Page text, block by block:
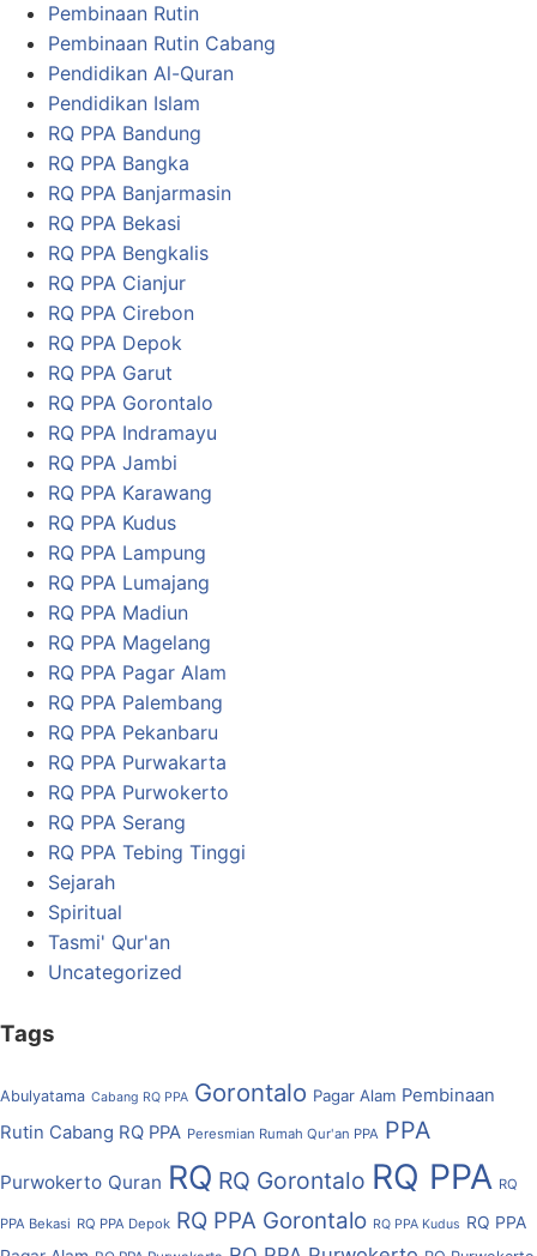
Pembinaan Rutin
Pembinaan Rutin Cabang
Pendidikan Al-Quran
Pendidikan Islam
RQ PPA Bandung
RQ PPA Bangka
RQ PPA Banjarmasin
RQ PPA Bekasi
RQ PPA Bengkalis
RQ PPA Cianjur
RQ PPA Cirebon
RQ PPA Depok
RQ PPA Garut
RQ PPA Gorontalo
RQ PPA Indramayu
RQ PPA Jambi
RQ PPA Karawang
RQ PPA Kudus
RQ PPA Lampung
RQ PPA Lumajang
RQ PPA Madiun
RQ PPA Magelang
RQ PPA Pagar Alam
RQ PPA Palembang
RQ PPA Pekanbaru
RQ PPA Purwakarta
RQ PPA Purwokerto
RQ PPA Serang
RQ PPA Tebing Tinggi
Sejarah
Spiritual
Tasmi' Qur'an
Uncategorized
Tags
Abulyatama Cabang RQ PPA Gorontalo Pagar Alam Pembinaan
Rutin Cabang RQ PPA Peresmian Rumah Qur'an PPA PPA
Purwokerto Quran RQ RQ Gorontalo RQ PPA RQ
PPA Bekasi RQ PPA Depok RQ PPA Gorontalo RQ PPA Kudus RQ PPA